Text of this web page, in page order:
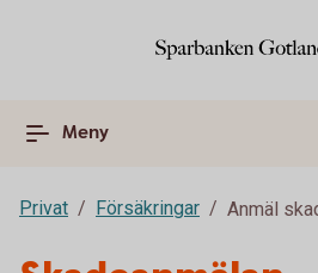
Meny
Privat Försäkringar Anmäl